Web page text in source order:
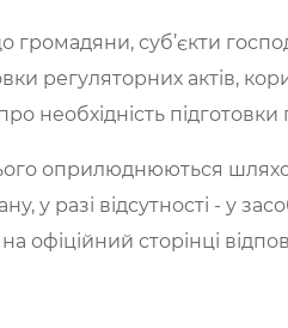
громадяни, суб’єкти
регуляторних актів,
необхідність підготовки
оприлюднюються
у разі відсутності - у
офіційний сторінці